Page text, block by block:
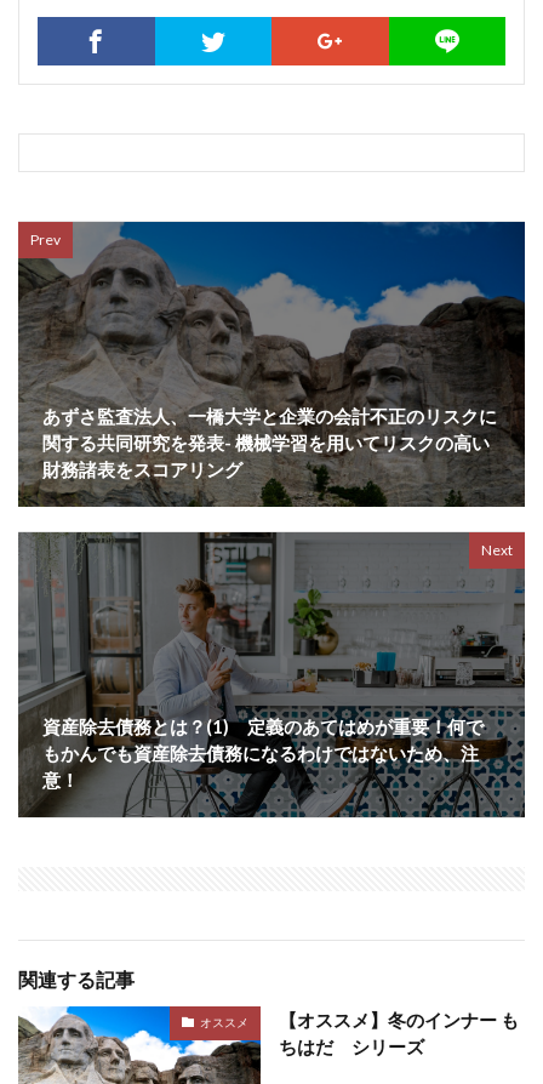
Prev
あずさ監査法人、一橋大学と企業の会計不正のリスクに
関する共同研究を発表- 機械学習を用いてリスクの高い
財務諸表をスコアリング
Next
資産除去債務とは？(1) 定義のあてはめが重要！何で
もかんでも資産除去債務になるわけではないため、注
意！
関連する記事
オススメ
【オススメ】冬のインナー も
ちはだ シリーズ